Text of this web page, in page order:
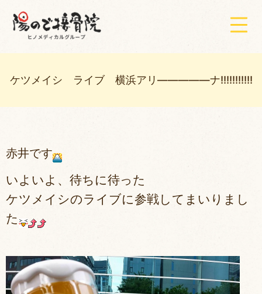
ケツメイシ ライブ 横浜アリ―――――ナ!!!!!!!!!!!
赤井です
いよいよ、待ちに待った
ケツメイシのライブに参戦してまいりまし
た